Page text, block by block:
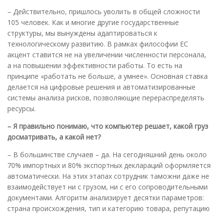
– Действительно, пришлось уволить в общей сложности
105 человек. Как и многие другие государственные
структуры, мы вынуждены адаптироваться к
технологическому развитию. В рамках философии ЕС
акцент ставится не на увеличении численности персонала,
а на повышении эффективности работы. То есть на
принципе «работать не больше, а умнее». Основная ставка
делается на цифровые решения и автоматизированные
системы анализа рисков, позволяющие перераспределять
ресурсы.
– Я правильно понимаю, что компьютер решает, какой груз
досматривать, а какой нет?
– В большинстве случаев – да. На сегодняшний день около
70% импортных и 80% экспортных деклараций оформляется
автоматически. На этих этапах сотрудник таможни даже не
взаимодействует ни с грузом, ни с его сопроводительными
документами. Алгоритм анализирует десятки параметров:
страна происхождения, тип и категорию товара, репутацию